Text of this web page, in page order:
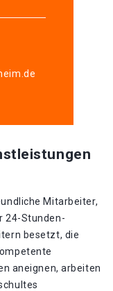
Mitarbeiter,
24-Stunden-
besetzt, die
aneignen, arbeiten